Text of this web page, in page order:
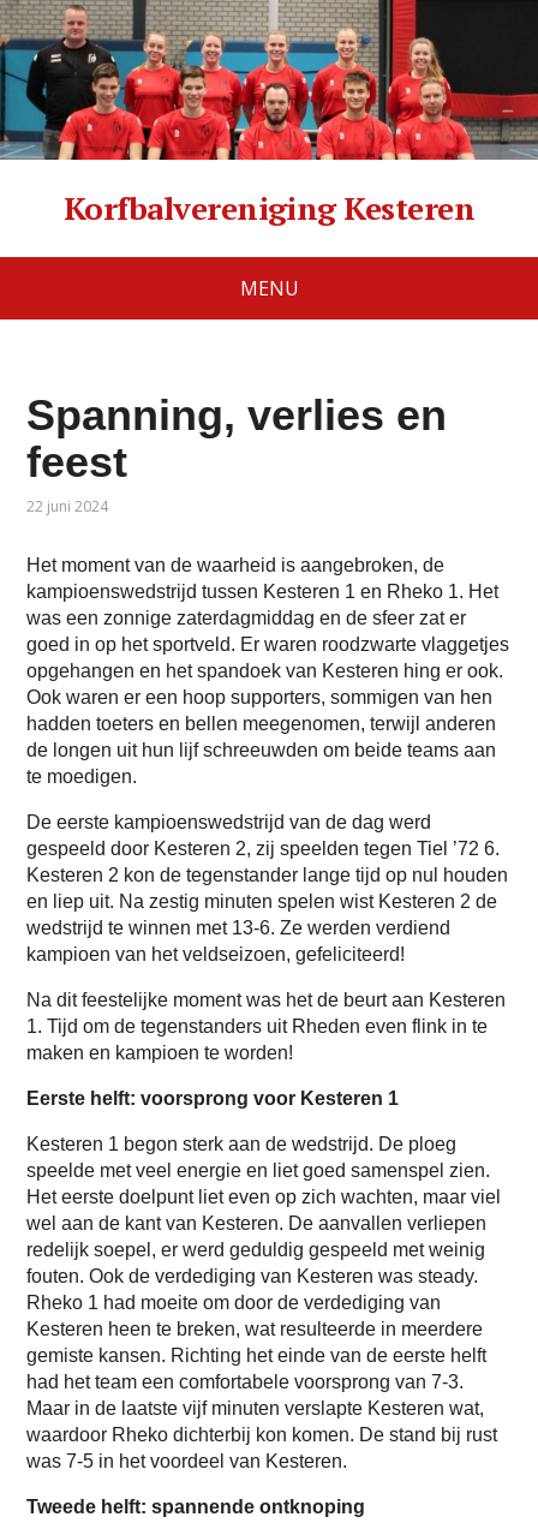
Korfbalvereniging Kesteren
MENU
Spanning, verlies en
feest
22 juni 2024
Het moment van de waarheid is aangebroken, de
kampioenswedstrijd tussen Kesteren 1 en Rheko 1. Het
was een zonnige zaterdagmiddag en de sfeer zat er
goed in op het sportveld. Er waren roodzwarte vlaggetjes
opgehangen en het spandoek van Kesteren hing er ook.
Ook waren er een hoop supporters, sommigen van hen
hadden toeters en bellen meegenomen, terwijl anderen
de longen uit hun lijf schreeuwden om beide teams aan
te moedigen.
De eerste kampioenswedstrijd van de dag werd
gespeeld door Kesteren 2, zij speelden tegen Tiel ’72 6.
Kesteren 2 kon de tegenstander lange tijd op nul houden
en liep uit. Na zestig minuten spelen wist Kesteren 2 de
wedstrijd te winnen met 13-6. Ze werden verdiend
kampioen van het veldseizoen, gefeliciteerd!
Na dit feestelijke moment was het de beurt aan Kesteren
1. Tijd om de tegenstanders uit Rheden even flink in te
maken en kampioen te worden!
Eerste helft: voorsprong voor Kesteren 1
Kesteren 1 begon sterk aan de wedstrijd. De ploeg
speelde met veel energie en liet goed samenspel zien.
Het eerste doelpunt liet even op zich wachten, maar viel
wel aan de kant van Kesteren. De aanvallen verliepen
redelijk soepel, er werd geduldig gespeeld met weinig
fouten. Ook de verdediging van Kesteren was steady.
Rheko 1 had moeite om door de verdediging van
Kesteren heen te breken, wat resulteerde in meerdere
gemiste kansen. Richting het einde van de eerste helft
had het team een comfortabele voorsprong van 7-3.
Maar in de laatste vijf minuten verslapte Kesteren wat,
waardoor Rheko dichterbij kon komen. De stand bij rust
was 7-5 in het voordeel van Kesteren.
Tweede helft: spannende ontknoping